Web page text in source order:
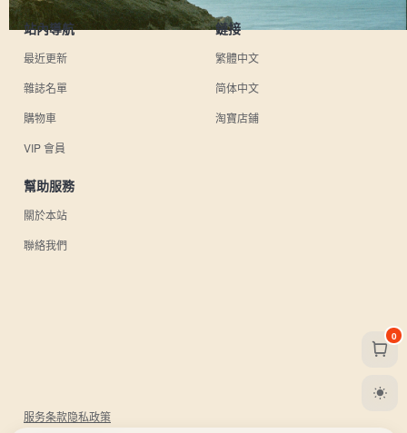
站內導航
最近更新
雜誌名單
購物車
VIP 會員
鏈接
繁體中文
简体中文
淘寶店鋪
幫助服務
關於本站
聯絡我們
服务条款隐私政策
0